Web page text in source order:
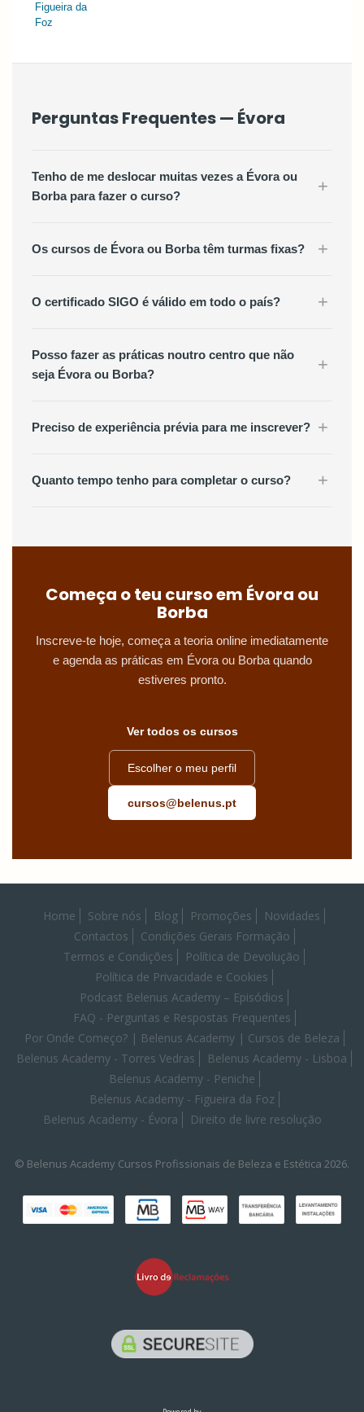
Figueira da
Foz
Perguntas Frequentes — Évora
Tenho de me deslocar muitas vezes a Évora ou
Borba para fazer o curso?
+
Os cursos de Évora ou Borba têm turmas fixas? +
O certificado SIGO é válido em todo o país? +
Posso fazer as práticas noutro centro que não
seja Évora ou Borba?
+
Preciso de experiência prévia para me inscrever? +
Quanto tempo tenho para completar o curso? +
Começa o teu curso em Évora ou
Borba
Inscreve-te hoje, começa a teoria online imediatamente
e agenda as práticas em Évora ou Borba quando
estiveres pronto.
Ver todos os cursos
Escolher o meu perfil
cursos@belenus.pt
Home Sobre nós Blog Promoções
Novidades
Contactos
Condições Gerais Formação
Termos e Condições
Política de Devolução
Política de Privacidade e Cookies
Podcast Belenus Academy – Episódios
FAQ - Perguntas e Respostas Frequentes
Por Onde Começo? | Belenus Academy | Cursos de Beleza
Belenus Academy - Torres Vedras
Belenus Academy - Lisboa
Belenus Academy - Peniche
Belenus Academy - Figueira da Foz
Belenus Academy - Évora
Direito de livre resolução
© Belenus Academy Cursos Profissionais de Beleza e Estética 2026.